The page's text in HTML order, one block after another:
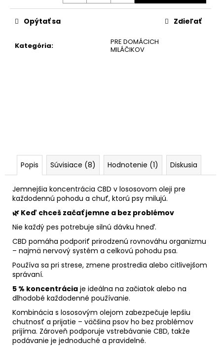
Kategória:
PRE DOMÁCICH
MILÁČIKOV
Opýtať sa Zdieľať
Popis Súvisiace (8) Hodnotenie (1) Diskusia
Jemnejšia koncentrácia CBD v lososovom oleji pre
každodennú pohodu a chuť, ktorú psy milujú.
🌿 Keď chceš začať jemne a bez problémov
Nie každý pes potrebuje silnú dávku hneď.
CBD pomáha podporiť prirodzenú rovnováhu organizmu
– najmä nervový systém a celkovú pohodu psa.
Používa sa pri strese, zmene prostredia alebo citlivejšom
správaní.
5 % koncentrácia je ideálna na začiatok alebo na
dlhodobé každodenné používanie.
Kombinácia s lososovým olejom zabezpečuje lepšiu
chutnosť a prijatie – väčšina psov ho bez problémov
prijíma. Zároveň podporuje vstrebávanie CBD, takže
podávanie je jednoduché a pravidelné.